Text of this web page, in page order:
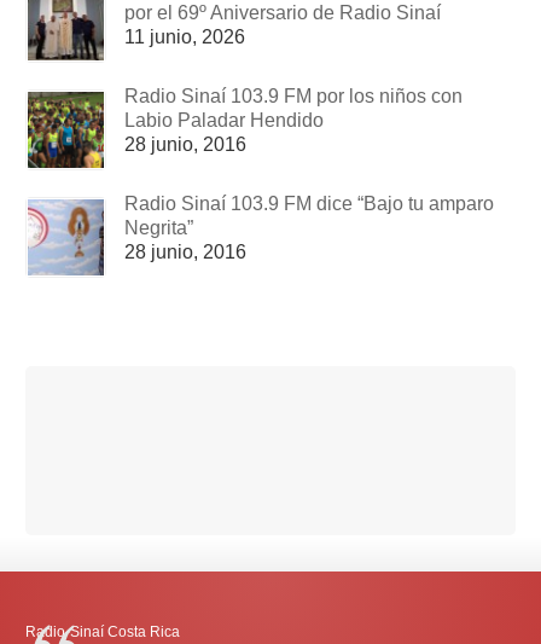
por el 69º Aniversario de Radio Sinaí
11 junio, 2026
Radio Sinaí 103.9 FM por los niños con
Labio Paladar Hendido
28 junio, 2016
Radio Sinaí 103.9 FM dice “Bajo tu amparo
Negrita”
28 junio, 2016
Radio-Sinaí Costa Rica